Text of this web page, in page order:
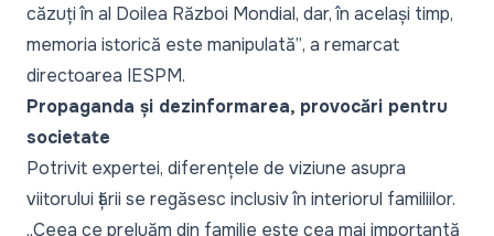
căzuți în al Doilea Război Mondial, dar, în același timp,
memoria istorică este manipulată”, a remarcat
directoarea IESPM.
Propaganda și dezinformarea, provocări pentru
societate
Potrivit expertei, diferențele de viziune asupra
viitorului țării se regăsesc inclusiv în interiorul familiilor.
„Ceea ce preluăm din familie este cea mai importantă